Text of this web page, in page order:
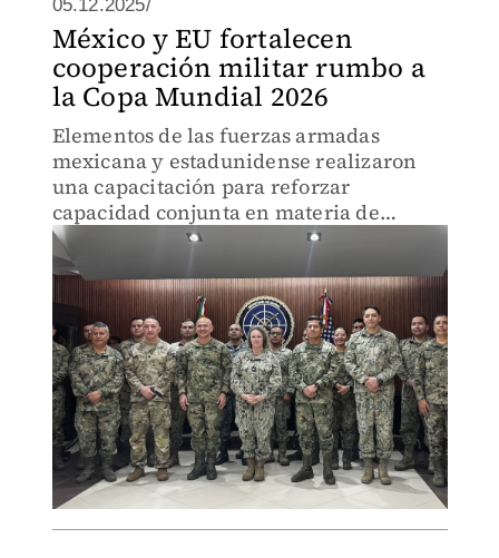
05.12.2025/
México y EU fortalecen
cooperación militar rumbo a
la Copa Mundial 2026
Elementos de las fuerzas armadas
mexicana y estadunidense realizaron
una capacitación para reforzar
capacidad conjunta en materia de
seguridad.